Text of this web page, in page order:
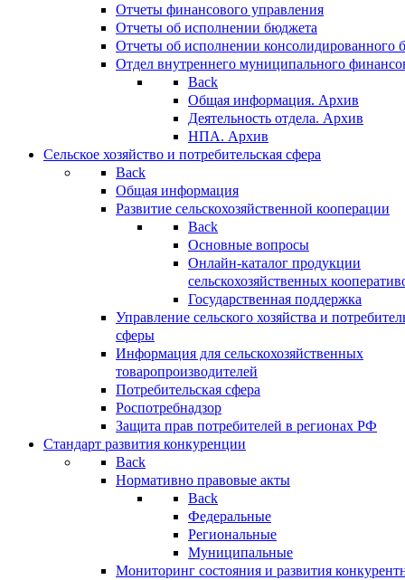
Отчеты финансового управления
Отчеты об исполнении бюджета
Отчеты об исполнении консолидированного
Отдел внутреннего муниципального
Back
Общая информация. Архив
Деятельность отдела. Архив
НПА. Архив
Сельское хозяйство и потребительская сфера
Back
Общая информация
Развитие сельскохозяйственной кооперации
Back
Основные вопросы
Онлайн-каталог продукции
сельскохозяйственных
Государственная поддержка
Управление сельского хозяйства и
сферы
Информация для сельскохозяйственных
товаропроизводителей
Потребительская сфера
Роспотребнадзор
Защита прав потребителей в регионах РФ
Стандарт развития конкуренции
Back
Нормативно правовые акты
Back
Федеральные
Региональные
Муниципальные
Мониторинг состояния и развития